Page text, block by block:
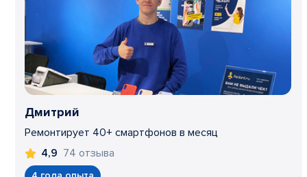
Дмитрий
Ремонтирует 40+ смартфонов в месяц
4,9 74 отзыва